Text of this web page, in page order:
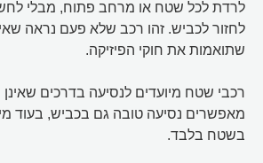
לרדת לכל שטח או מרחב פתוח, מבלי
לחזור לכביש. זהו רכב שלא פעם נראה
שתואמות את חוקי הפיזיקה.
רכבי שטח מיועדים לנסיעה בדרכים
מאפשרים נסיעה טובה גם בכביש, בעוד
בשטח בלבד.